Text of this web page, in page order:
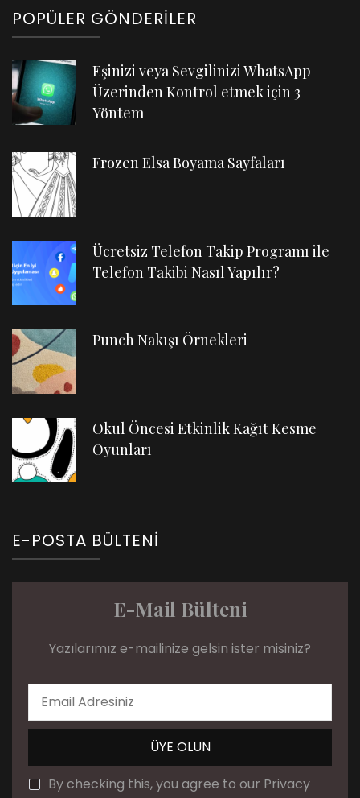
POPÜLER GÖNDERILER
Eşinizi veya Sevgilinizi WhatsApp
Üzerinden Kontrol etmek için 3
Yöntem
Frozen Elsa Boyama Sayfaları
Ücretsiz Telefon Takip Programı ile
Telefon Takibi Nasıl Yapılır?
Punch Nakışı Örnekleri
Okul Öncesi Etkinlik Kağıt Kesme
Oyunları
E-POSTA BÜLTENI
E-Mail Bülteni
Yazılarımız e-mailinize gelsin ister misiniz?
By checking this, you agree to our Privacy